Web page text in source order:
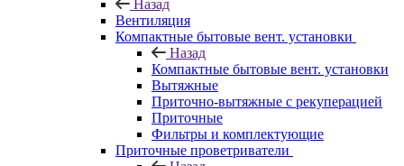
Назад
Вентиляция
Компактные бытовые вент. установки
Назад
Компактные бытовые вент. установки
Вытяжные
Приточно-вытяжные с рекуперацией
Приточные
Фильтры и комплектующие
Приточные проветриватели